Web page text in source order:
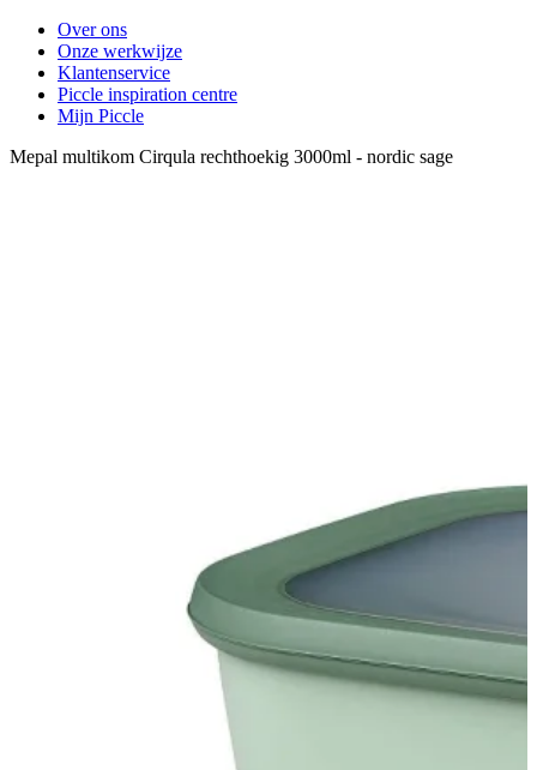
Over ons
Onze werkwijze
Klantenservice
Piccle inspiration centre
Mijn Piccle
Mepal multikom Cirqula rechthoekig 3000ml - nordic sage